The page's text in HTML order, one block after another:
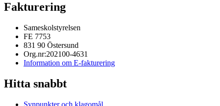
Fakturering
Sameskolstyrelsen
FE 7753
831 90 Östersund
Org.nr:202100-4631
Information om E-fakturering
Hitta snabbt
Synpunkter och klagomål